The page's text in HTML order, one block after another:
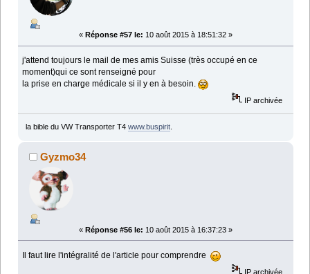
« Réponse #57 le: 10 août 2015 à 18:51:32 »
j'attend toujours le mail de mes amis Suisse (très occupé en ce
moment)qui ce sont renseigné pour
la prise en charge médicale si il y en à besoin.
IP archivée
la bible du VW Transporter T4 www.buspirit.
Gyzmo34
« Réponse #56 le: 10 août 2015 à 16:37:23 »
Il faut lire l'intégralité de l'article pour comprendre
IP archivée